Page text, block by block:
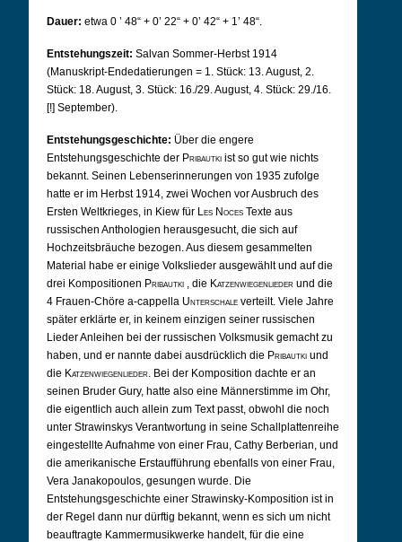
Dauer: etwa 0 ’ 48“ + 0’ 22“ + 0’ 42“ + 1’ 48“.
Entstehungszeit: Salvan Sommer-Herbst 1914
(Manuskript-Endedatierungen = 1. Stück: 13. August, 2.
Stück: 18. August, 3. Stück: 16./29. August, 4. Stück: 29./16.
[!] September).
Entstehungsgeschichte: Über die engere
Entstehungsgeschichte der Pribautki ist so gut wie nichts
bekannt. Seinen Lebenserinnerungen von 1935 zufolge
hatte er im Herbst 1914, zwei Wochen vor Ausbruch des
Ersten Weltkrieges, in Kiew für Les Noces Texte aus
russischen Anthologien herausgesucht, die sich auf
Hochzeitsbräuche bezogen. Aus diesem gesammelten
Material habe er einige Volkslieder ausgewählt und auf die
drei Kompositionen Pribautki , die Katzenwiegenlieder und die
4 Frauen-Chöre a-cappella Unterschale verteilt. Viele Jahre
später erklärte er, in keinem einzigen seiner russischen
Lieder Anleihen bei der russischen Volksmusik gemacht zu
haben, und er nannte dabei ausdrücklich die Pribautki und
die Katzenwiegenlieder. Bei der Komposition dachte er an
seinen Bruder Gury, hatte also eine Männerstimme im Ohr,
die eigentlich auch allein zum Text passt, obwohl die noch
unter Strawinskys Verantwortung in seine Schallplattenreihe
eingestellte Aufnahme von einer Frau, Cathy Berberian, und
die amerikanische Erstaufführung ebenfalls von einer Frau,
Vera Janakopoulos, gesungen wurde. Die
Entstehungsgeschichte einer Strawinsky-Komposition ist in
der Regel dann nur dürftig bekannt, wenn es sich um nicht
beauftragte Kammermusikwerke handelt, für die eine